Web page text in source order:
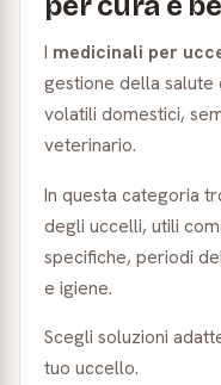
I medicinali per
gestione della
volatili domestici,
veterinario.
In questa categoria
degli uccelli, utili
specifiche, periodi
e igiene.
Scegli soluzioni
tuo uccello.